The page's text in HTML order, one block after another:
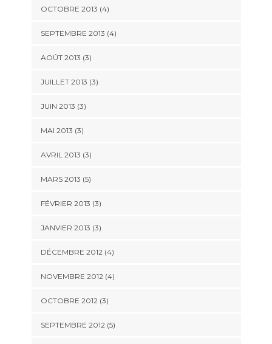
OCTOBRE 2013 (4)
SEPTEMBRE 2013 (4)
AOÛT 2013 (3)
JUILLET 2013 (3)
JUIN 2013 (3)
MAI 2013 (3)
AVRIL 2013 (3)
MARS 2013 (5)
FÉVRIER 2013 (3)
JANVIER 2013 (3)
DÉCEMBRE 2012(4)
NOVEMBRE 2012(4)
OCTOBRE 2012(3)
SEPTEMBRE 2012(5)